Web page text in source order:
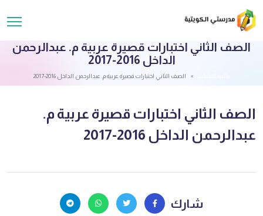
الصف الثاني اختبارات قصيرة عربية م. عبدالرحمن
الداخل 2016-2017
الصف الثاني اختبارات قصيرة عربية م. عبدالرحمن الداخل 2016-2017
الصف الثاني اختبارات قصيرة عربية م.
عبدالرحمن الداخل 2016-2017
شارك